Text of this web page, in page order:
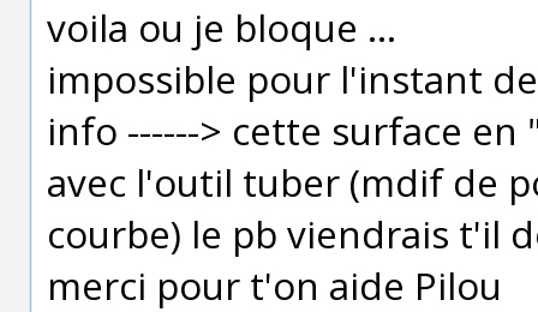
voila ou je bloque ...
impossible pour l'instant
info ------> cette surface
avec l'outil tuber (mdif de
courbe) le pb viendrais t'il
merci pour t'on aide Pilou